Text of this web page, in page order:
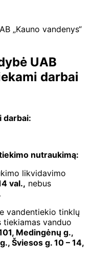
„Kauno vandenys“
UAB
darbai
darbai:
nutraukimą:
likvidavimo
val., nebus
vandentiekio tinklų
tiekiamas vanduo
Medingėnų g.,
Šviesos g. 10 – 14,